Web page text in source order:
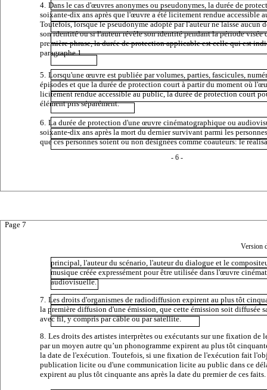
4. Dans le cas d'œuvres anonymes ou pseudonymes, la durée de
soixante-dix ans après que l'œuvre a été licitement rendue accessible
Toutefois, lorsque le pseudonyme adopté par l'auteur ne laisse aucun
son identité ou si l'auteur révèle son identité pendant la période visée
première phrase, la durée de protection applicable est celle qui est
paragraphe 1.
5. Lorsqu'une œuvre est publiée par volumes, parties, fascicules,
épisodes et que la durée de protection court à partir du moment où
licitement rendue accessible au public, la durée de protection court
élément pris séparément.
6. La durée de protection d'une œuvre cinématographique ou
soixante-dix ans après la mort du dernier survivant parmi les
que ces personnes soient ou non désignées comme coauteurs: le
- 6 -
Page 7
Version
principal, l'auteur du scénario, l'auteur du dialogue et le
musique créée expressément pour être utilisée dans l'œuvre
audiovisuelle.
7. Les droits d'organismes de radiodiffusion expirent au plus tôt
la première diffusion d'une émission, que cette émission soit diffusée
avec fil, y compris par câble ou par satellite.
8. Les droits des artistes interprètes ou exécutants sur une fixation de
par un moyen autre qu’un phonogramme expirent au plus tôt
la date de l'exécution. Toutefois, si une fixation de l'exécution fait
publication licite ou d'une communication licite au public dans ce
expirent au plus tôt cinquante ans après la date du premier de ces faits.